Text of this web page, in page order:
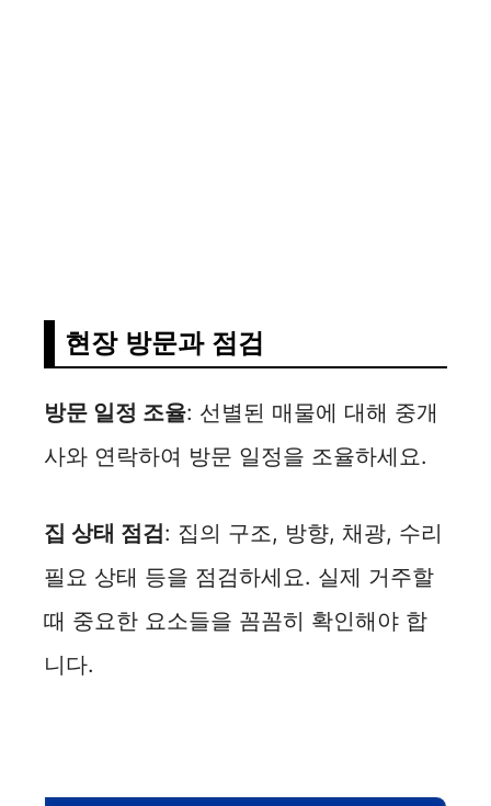
현장 방문과 점검
방문 일정 조율: 선별된 매물에 대해 중개
사와 연락하여 방문 일정을 조율하세요.
집 상태 점검: 집의 구조, 방향, 채광, 수리
필요 상태 등을 점검하세요. 실제 거주할
때 중요한 요소들을 꼼꼼히 확인해야 합
니다.